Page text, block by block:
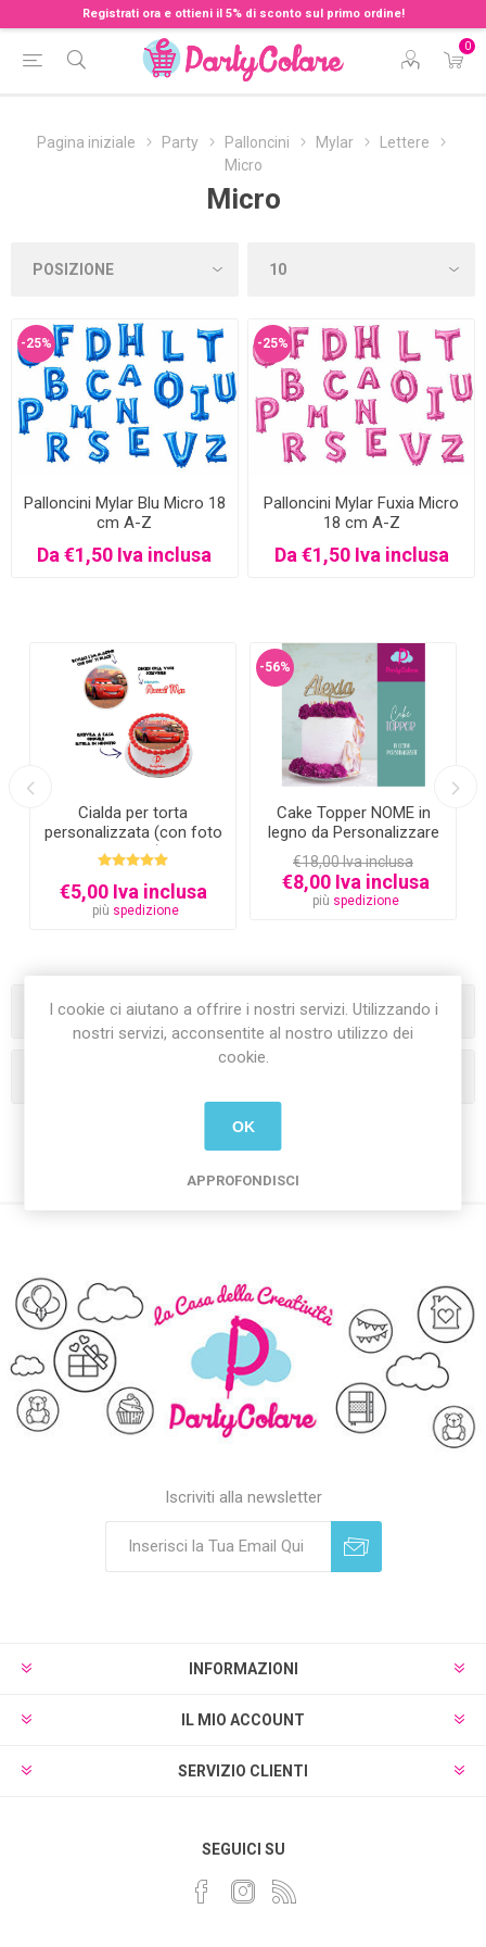
Registrati ora e ottieni il 5% di sconto sul primo ordine!
0
Pagina iniziale Party Palloncini Mylar
Lettere
Micro
Micro
-25%
Palloncini Mylar Blu Micro 18
cm A-Z
Da €1,50 Iva inclusa
-25%
Palloncini Mylar Fuxia Micro
18 cm A-Z
Da €1,50 Iva inclusa
Cake Topper NOME in
legno da Personalizzare
€18,00 Iva inclusa
€8,00 Iva inclusa
più spedizione
Mini Cialde per Cupcakes
con Foto Personalizzata
€6,00 Iva inclusa
più spedizione
Categorie
Iscriviti alla newsletter
INFORMAZIONI
IL MIO ACCOUNT
SERVIZIO CLIENTI
SEGUICI SU
I cookie ci aiutano a offrire i nostri servizi. Utilizzando i
nostri servizi, acconsentite al nostro utilizzo dei
cookie.
OK
APPROFONDISCI